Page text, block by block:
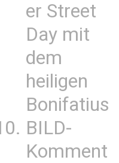
er Street
Day mit
dem
heiligen
Bonifatius
BILD-
Komment